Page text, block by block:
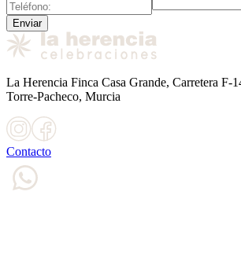
Enviar
La Herencia Finca Casa Grande, Carretera F-
Torre-Pacheco, Murcia
Contacto